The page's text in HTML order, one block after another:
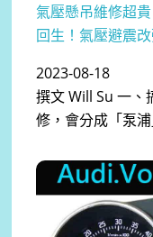
氣壓懸吊維修超
回生！氣壓避震
2023-08-18
撰文 Will Su 一、
修，會分成「泵